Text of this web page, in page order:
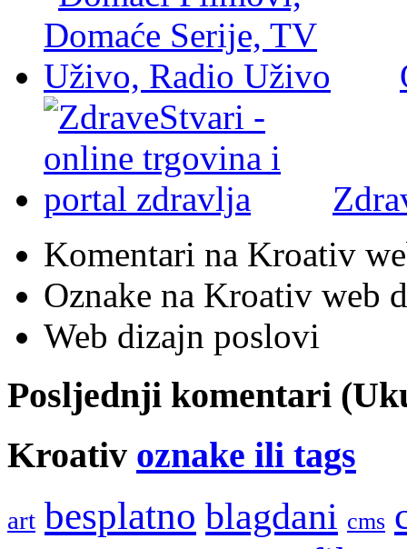
Komentari na Kroativ
Oznake na Kroativ web
Web dizajn poslovi
Posljednji komentari
Kroativ oznake ili tags
art besplatno blagdani cms